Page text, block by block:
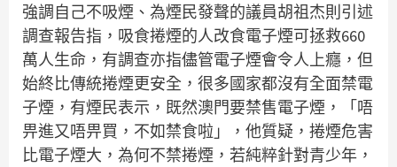
強調自己不吸煙、為煙民發聲的議員胡祖杰則引述
調查報告指，吸食捲煙的人改食電子煙可拯救660
萬人生命，有調查亦指儘管電子煙會令人上癮，但
始終比傳統捲煙更安全，很多國家都沒有全面禁電
子煙，有煙民表示，既然澳門要禁售電子煙，「唔
畀進又唔畀買，不如禁食啦」，他質疑，捲煙危害
比電子煙大，為何不禁捲煙，若純粹針對青少年，